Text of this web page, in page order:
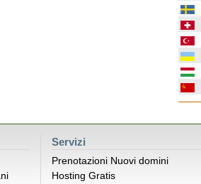
Servizi
Prenotazioni Nuovi domini
Hosting Gratis